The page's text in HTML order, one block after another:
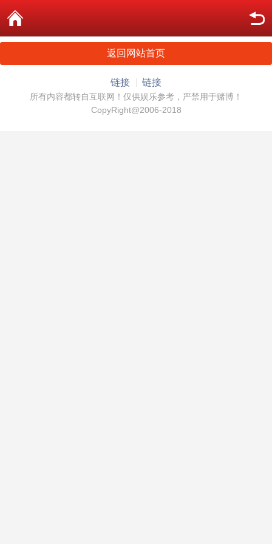
返回网站首页
链接 链接
所有内容都转自互联网！仅供娱乐参考，严禁用于赌博！
CopyRight@2006-2018